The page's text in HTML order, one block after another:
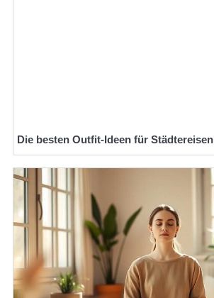
Die besten Outfit-Ideen für Städtereisen